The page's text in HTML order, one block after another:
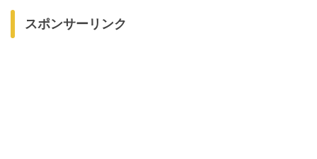
スポンサーリンク